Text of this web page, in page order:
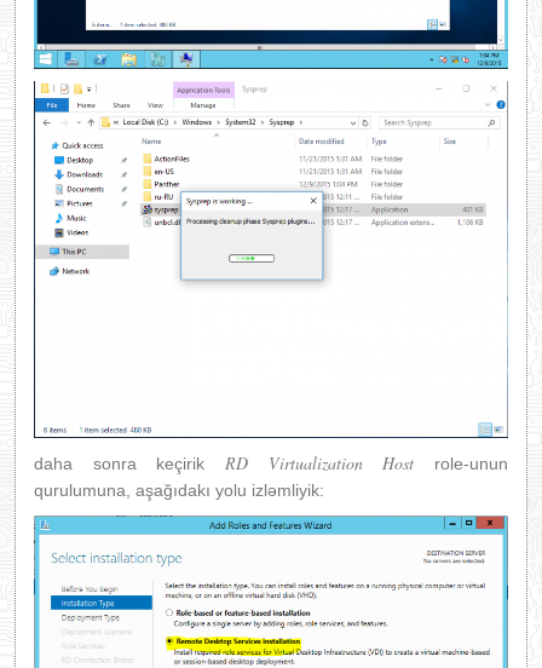
daha sonra keçirik RD Virtualization Host role-unun
qurulumuna, aşağıdakı yolu izləmliyik: